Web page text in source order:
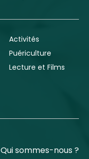
Activités
Puériculture
Lecture et Films
Qui sommes-nous ?